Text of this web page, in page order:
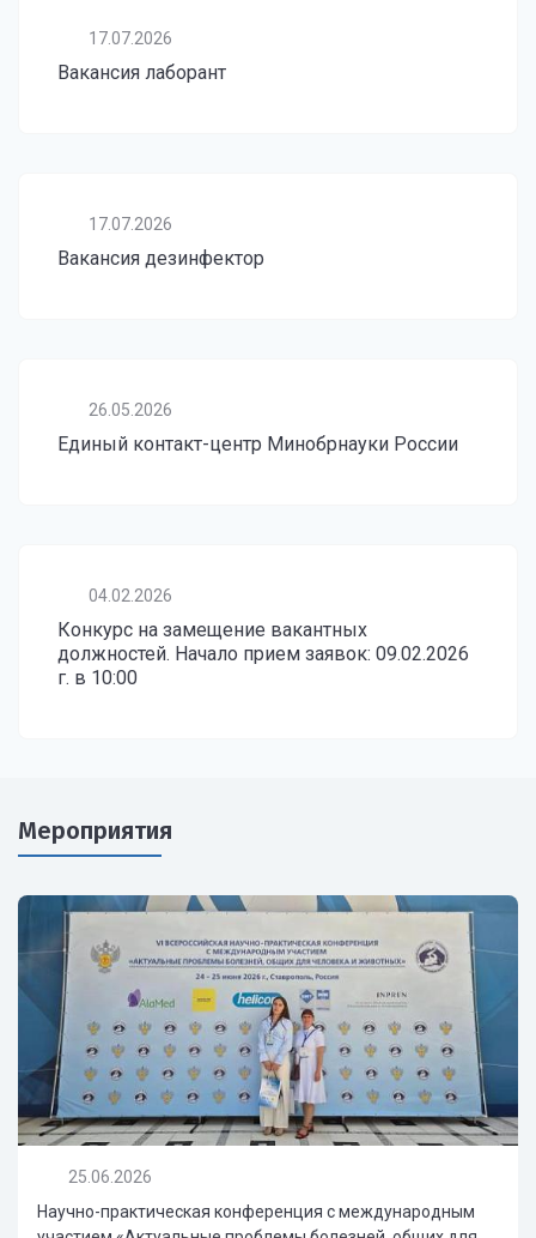
17.07.2026
Вакансия лаборант
17.07.2026
Вакансия дезинфектор
26.05.2026
Единый контакт-центр Минобрнауки России
04.02.2026
Конкурс на замещение вакантных
должностей. Начало прием заявок: 09.02.2026
г. в 10:00
Мероприятия
25.06.2026
Научно-практическая конференция с международным